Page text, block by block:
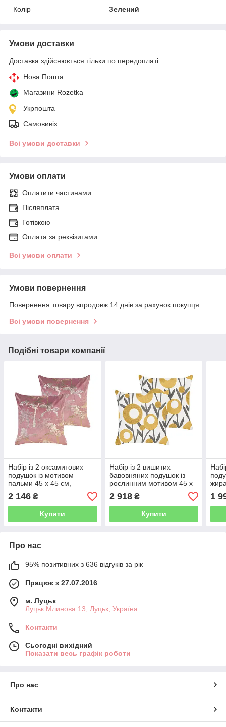
Колір
Зелений
Умови доставки
Доставка здійснюється тільки по передоплаті.
Нова Пошта
Магазини Rozetka
Укрпошта
Самовивіз
Всі умови доставки
Умови оплати
Оплатити частинами
Післяплата
Готівкою
Оплата за реквізитами
Всі умови оплати
Умови повернення
Повернення товару впродовж 14 днів за рахунок покупця
Всі умови повернення
Подібні товари компанії
Набір із 2 оксамитових
подушок із мотивом
пальми 45 x 45 см,
рожевий CARANDAY
2 146 ₴
Купити
Набір із 2 вишитих
бавовняних подушок із
рослинним мотивом 45 x
45 см, різнокольоровий
ШАЛОТ
2 918₴
Купити
1
Про нас
95% позитивних з 636 відгуків за рік
Працює з 27.07.2016
м. Луцьк
Луцьк Млинова 13, Луцьк, Україна
Контакти
Сьогодні вихідний
Показати весь графік роботи
Про нас
Контакти